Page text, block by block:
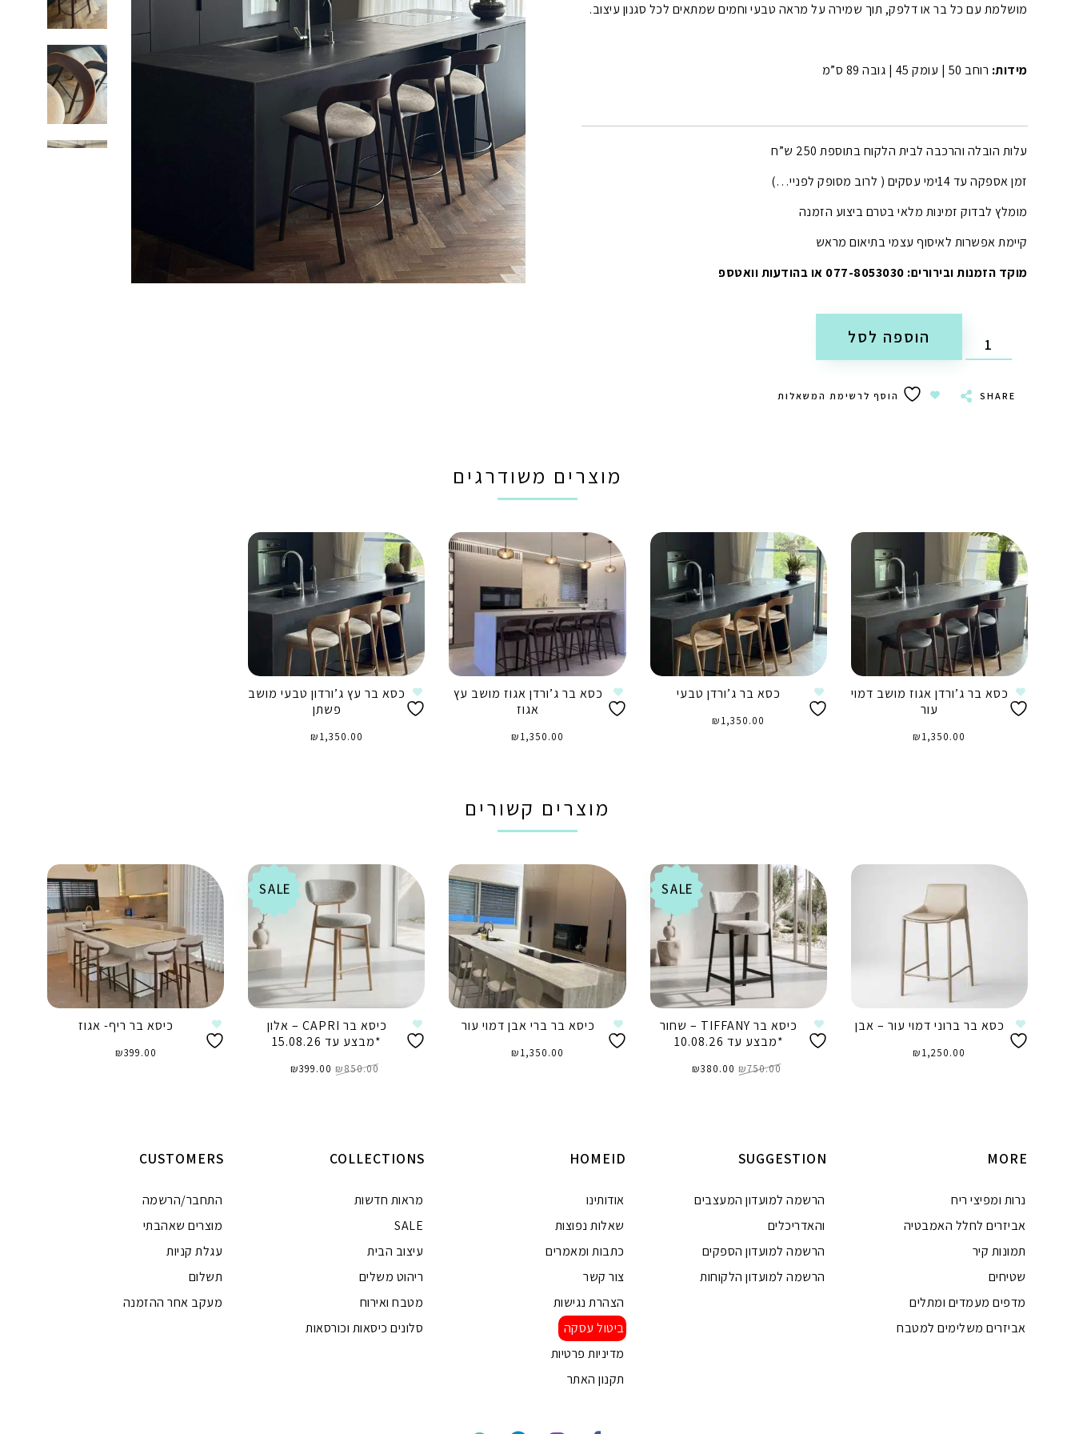
מושלמת עם כל בר או דלפק, תוך שמירה על מראה טבעי וחמים שמתאים לכל סגנון עיצוב.
מידות: רוחב 50 | עומק 45 | גובה 89 ס”מ
עלות הובלה והרכבה לבית הלקוח בתוספת 250 ש”ח
זמן אספקה עד 14ימי עסקים ( לרוב מסופק לפניי…)
מומלץ לבדוק זמינות מלאי בטרם ביצוע הזמנה
קיימת אפשרות לאיסוף עצמי בתיאום מראש
מוקד הזמנות ובירורים: 077-8053030 או בהודעות וואטספ
הוספה לסל
SHARE הוסף לרשימת המשאלות
מוצרים משודרגים
כסא בר ג’ורדן אגוז מושב דמוי
עור
₪1,350.00
כסא בר ג’ורדן טבעי
₪1,350.00
כסא בר ג’ורדן אגוז מושב עץ
אגוז
₪1,350.00
כסא בר עץ ג’ורדון טבעי מושב
פשתן
₪1,350.00
מוצרים קשורים
כסא בר ברוני דמוי עור – אבן
₪1,250.00
SALE
כיסא בר TIFFANY – שחור
*מבצע עד 10.08.26
₪750.00 המקורי
היה:
₪380.00 הנוכחי
הוא:
כיסא בר ברי אבן דמוי עור
₪1,350.00
SALE
כיסא בר CAPRI – אלון
*מבצע עד 15.08.26
₪850.00 המקורי
היה:
₪399.00 הנוכחי
הוא:
כיסא בר ריף- אגוז
₪399.00
CUSTOMERS
התחבר/הרשמה
מוצרים שאהבתי
עגלת קניות
תשלום
מעקב אחר ההזמנה
COLLECTIONS
מראות חדשות
SALE
עיצוב הבית
ריהוט משלים
מטבח ואירוח
סלונים כיסאות וכורסאות
HOMEID
אודותינו
שאלות נפוצות
כתבות ומאמרים
צור קשר
הצהרת נגישות
ביטול עסקה
מדיניות פרטיות
תקנון האתר
SUGGESTION
הרשמה למועדון המעצבים
והאדריכלים
הרשמה למועדון הספקים
הרשמה למועדון הלקוחות
MORE
נרות ומפיצי ריח
אביזרים לחלל האמבטיה
תמונות קיר
שטיחים
מדפים מעמדים ומתלים
אביזרים משלימים למטבח